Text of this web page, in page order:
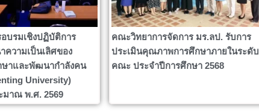
บรมเชิงปฏิบัติการ
ความเป็นเลิศของ
าและพัฒนากำลังคน
University)
มาณ พ.ศ. 2569
คณะวิทยาการจัดการ มร.ลป. รับการ
ประเมินคุณภาพการศึกษาภายในระดับ
คณะ ประจำปีการศึกษา 2568